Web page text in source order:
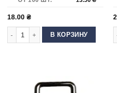
18.00 ₴
Количество товара Карабин для
В КОРЗИНУ